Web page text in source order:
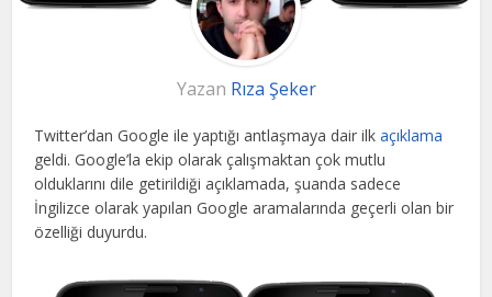
Yazan Rıza Şeker
Twitter’dan Google ile yaptığı antlaşmaya dair ilkaçıklama
geldi. Google’la ekip olarak çalışmaktan çok mutlu
olduklarını dile getirildiği açıklamada, şuanda sadece
İngilizce olarak yapılan Google aramalarında geçerli olan bir
özelliği duyurdu.